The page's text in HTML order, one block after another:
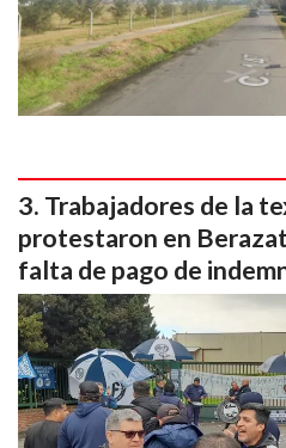
Trabajadores de la
protestaron en
falta de pago de